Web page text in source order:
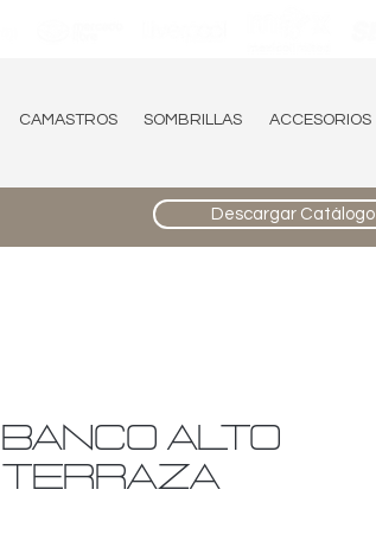
CAMASTROS SOMBRILLAS ACCESORIOS
Descargar Catálogo
BANCO ALTO
TERRAZA